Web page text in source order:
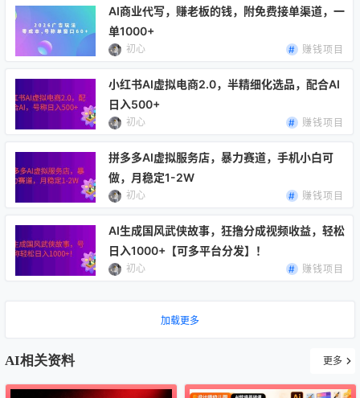
AI商业代写，赚老板的钱，附免费接单渠道，一
单1000+
初心 赚钱项目
小红书AI虚拟电商2.0，半精细化选品，配合AI
日入500+
初心 赚钱项目
拼多多AI虚拟服务店，暴力赛道，手机小白可
做，月稳定1-2W
初心 赚钱项目
AI生成国风武侠故事，狂撸分成视频收益，轻松
日入1000+【可多平台分发】！
初心 赚钱项目
加载更多
AI相关资料 更多